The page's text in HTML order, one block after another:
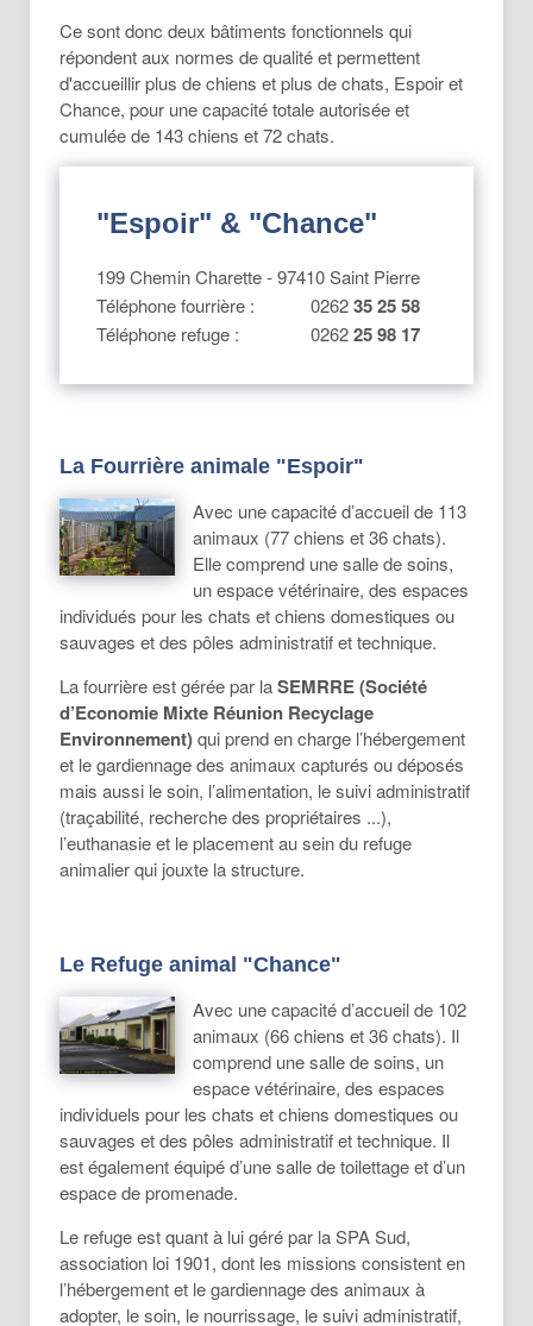
Ce sont donc deux bâtiments fonctionnels qui
répondent aux normes de qualité et permettent
d'accueillir plus de chiens et plus de chats, Espoir et
Chance, pour une capacité totale autorisée et
cumulée de 143 chiens et 72 chats.
"Espoir" & "Chance"
199 Chemin Charette - 97410 Saint Pierre
Téléphone fourrière :
026235 25 58
Téléphone refuge : 026225 98 17
La Fourrière animale "Espoir"
Avec une capacité d’accueil de 113
animaux (77 chiens et 36 chats).
Elle comprend une salle de soins,
un espace vétérinaire, des espaces
individués pour les chats et chiens domestiques ou
sauvages et des pôles administratif et technique.
La fourrière est gérée par laSEMRRE (Société
d’Economie Mixte Réunion Recyclage
Environnement)qui prend en charge l’hébergement
et le gardiennage des animaux capturés ou déposés
mais aussi le soin, l’alimentation, le suivi administratif
(traçabilité, recherche des propriétaires ...),
l’euthanasie et le placement au sein du refuge
animalier qui jouxte la structure.
Le Refuge animal "Chance"
Avec une capacité d’accueil de 102
animaux (66 chiens et 36 chats). Il
comprend une salle de soins, un
espace vétérinaire, des espaces
individuels pour les chats et chiens domestiques ou
sauvages et des pôles administratif et technique. Il
est également équipé d’une salle de toilettage et d’un
espace de promenade.
Le refuge est quant à lui géré par la SPA Sud,
association loi 1901, dont les missions consistent en
l’hébergement et le gardiennage des animaux à
adopter, le soin, le nourrissage, le suivi administratif,